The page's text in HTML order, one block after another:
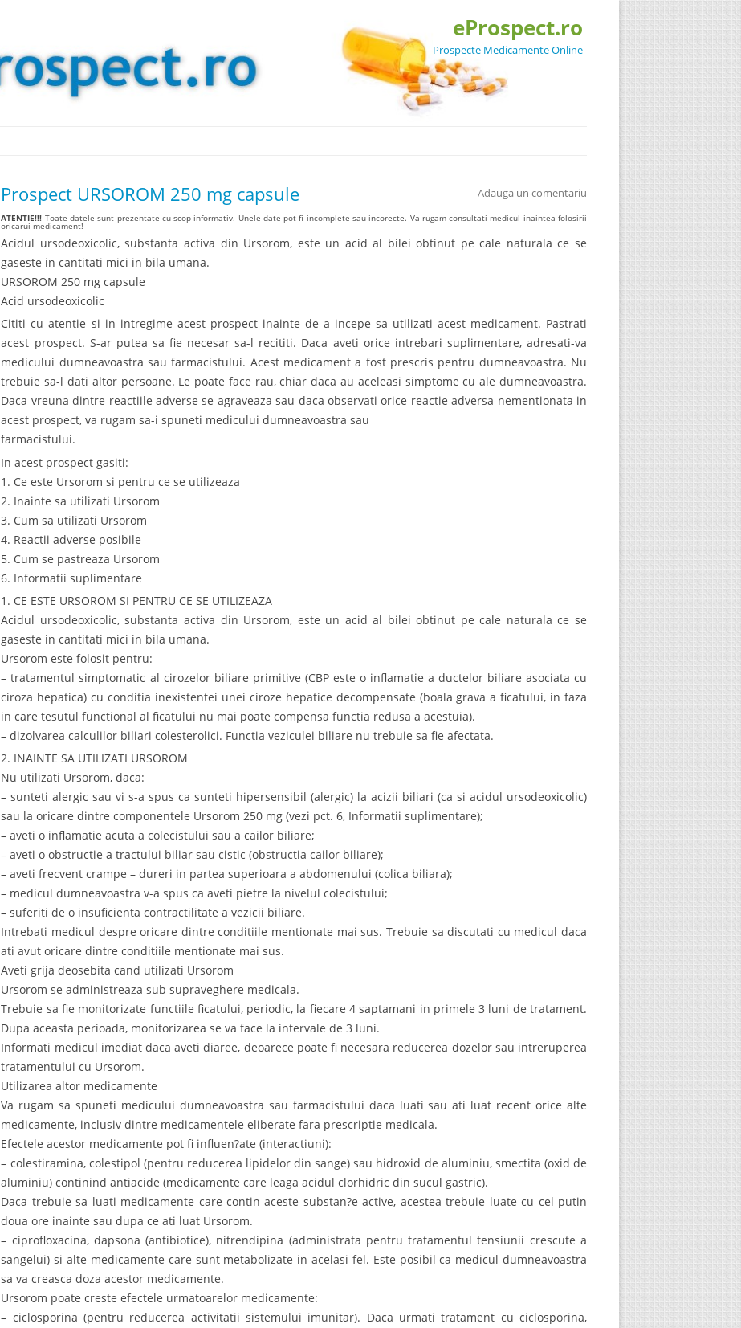
eProspect.ro
Prospecte Medicamente Online
Prospect URSOROM 250 mg capsule Adauga un comentariu
ATENTIE!!! Toate datele sunt prezentate cu scop informativ. Unele date pot fi incomplete sau incorecte. Va rugam consultati medicul inaintea folosirii
oricarui medicament!
Acidul ursodeoxicolic, substanta activa din Ursorom, este un acid al bilei obtinut pe cale naturala ce se
gaseste in cantitati mici in bila umana.
URSOROM 250 mg capsule
Acid ursodeoxicolic
Cititi cu atentie si in intregime acest prospect inainte de a incepe sa utilizati acest medicament. Pastrati
acest prospect. S-ar putea sa fie necesar sa-l recititi. Daca aveti orice intrebari suplimentare, adresati-va
medicului dumneavoastra sau farmacistului. Acest medicament a fost prescris pentru dumneavoastra. Nu
trebuie sa-l dati altor persoane. Le poate face rau, chiar daca au aceleasi simptome cu ale dumneavoastra.
Daca vreuna dintre reactiile adverse se agraveaza sau daca observati orice reactie adversa nementionata in
acest prospect, va rugam sa-i spuneti medicului dumneavoastra sau
farmacistului.
In acest prospect gasiti:
1. Ce este Ursorom si pentru ce se utilizeaza
2. Inainte sa utilizati Ursorom
3. Cum sa utilizati Ursorom
4. Reactii adverse posibile
5. Cum se pastreaza Ursorom
6. Informatii suplimentare
1. CE ESTE URSOROM SI PENTRU CE SE UTILIZEAZA
Acidul ursodeoxicolic, substanta activa din Ursorom, este un acid al bilei obtinut pe cale naturala ce se
gaseste in cantitati mici in bila umana.
Ursorom este folosit pentru:
– tratamentul simptomatic al cirozelor biliare primitive (CBP este o inflamatie a ductelor biliare asociata cu
ciroza hepatica) cu conditia inexistentei unei ciroze hepatice decompensate (boala grava a ficatului, in faza
in care tesutul functional al ficatului nu mai poate compensa functia redusa a acestuia).
– dizolvarea calculilor biliari colesterolici. Functia veziculei biliare nu trebuie sa fie afectata.
2. INAINTE SA UTILIZATI URSOROM
Nu utilizati Ursorom, daca:
– sunteti alergic sau vi s-a spus ca sunteti hipersensibil (alergic) la acizii biliari (ca si acidul ursodeoxicolic)
sau la oricare dintre componentele Ursorom 250 mg (vezi pct. 6, Informatii suplimentare);
– aveti o inflamatie acuta a colecistului sau a cailor biliare;
– aveti o obstructie a tractului biliar sau cistic (obstructia cailor biliare);
– aveti frecvent crampe – dureri in partea superioara a abdomenului (colica biliara);
– medicul dumneavoastra v-a spus ca aveti pietre la nivelul colecistului;
– suferiti de o insuficienta contractilitate a vezicii biliare.
Intrebati medicul despre oricare dintre conditiile mentionate mai sus. Trebuie sa discutati cu medicul daca
ati avut oricare dintre conditiile mentionate mai sus.
Aveti grija deosebita cand utilizati Ursorom
Ursorom se administreaza sub supraveghere medicala.
Trebuie sa fie monitorizate functiile ficatului, periodic, la fiecare 4 saptamani in primele 3 luni de tratament.
Dupa aceasta perioada, monitorizarea se va face la intervale de 3 luni.
Informati medicul imediat daca aveti diaree, deoarece poate fi necesara reducerea dozelor sau intreruperea
tratamentului cu Ursorom.
Utilizarea altor medicamente
Va rugam sa spuneti medicului dumneavoastra sau farmacistului daca luati sau ati luat recent orice alte
medicamente, inclusiv dintre medicamentele eliberate fara prescriptie medicala.
Efectele acestor medicamente pot fi influen?ate (interactiuni):
– colestiramina, colestipol (pentru reducerea lipidelor din sange) sau hidroxid de aluminiu, smectita (oxid de
aluminiu) continind antiacide (medicamente care leaga acidul clorhidric din sucul gastric).
Daca trebuie sa luati medicamente care contin aceste substan?e active, acestea trebuie luate cu cel putin
doua ore inainte sau dupa ce ati luat Ursorom.
– ciprofloxacina, dapsona (antibiotice), nitrendipina (administrata pentru tratamentul tensiunii crescute a
sangelui) si alte medicamente care sunt metabolizate in acelasi fel. Este posibil ca medicul dumneavoastra
sa va creasca doza acestor medicamente.
Ursorom poate creste efectele urmatoarelor medicamente:
– ciclosporina (pentru reducerea activitatii sistemului imunitar). Daca urmati tratament cu ciclosporina,